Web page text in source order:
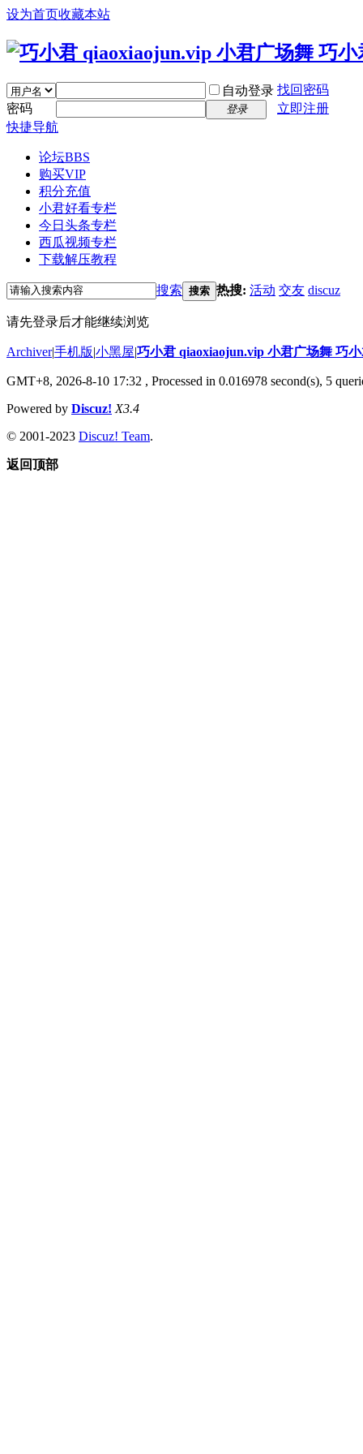
设为首页收藏本站
自动登录 找回密码
密码
登录
立即注册
快捷导航
论坛BBS
购买VIP
积分充值
小君好看专栏
今日头条专栏
西瓜视频专栏
下载解压教程
搜索 搜索 热搜: 活动 交友 discuz
请先登录后才能继续浏览
Archiver|手机版|小黑屋|巧小君 qiaoxiaojun.vip 小君广场舞 巧
GMT+8, 2026-8-10 17:32 , Processed in 0.016978 second(s), 5
Powered by Discuz! X3.4
© 2001-2023 Discuz! Team.
返回顶部